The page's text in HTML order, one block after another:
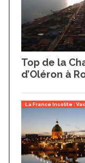
Top de la
d’Oléron à
La France Insolite :